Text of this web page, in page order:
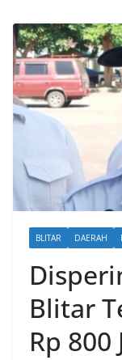
BLITAR DAERAH
Blitar
Rp 800